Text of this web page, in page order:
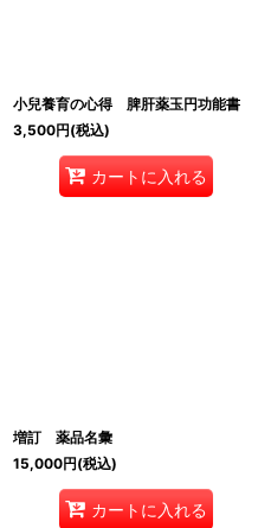
小兒養育の心得 脾肝薬玉円功能書
3,500円(税込)
カートに入れる
増訂 薬品名彙
15,000円(税込)
カートに入れる